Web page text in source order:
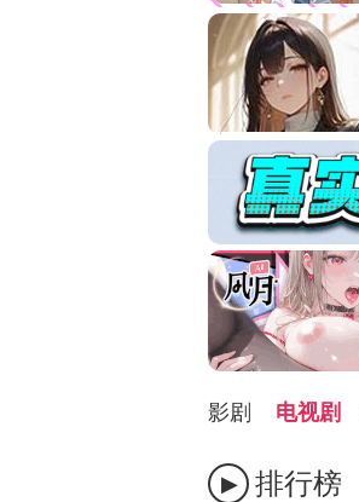
影剧 电视剧
排行榜